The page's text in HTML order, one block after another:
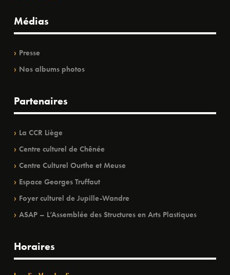
Médias
Presse
Nos albums photos
Partenaires
La CCR Liège
Centre culturel de Chênée
Centre Culturel Ourthe et Meuse
Espace Georges Truffaut
Foyer culturel de Jupille-Wandre
ASAP – L’Assemblée des Structures en Arts Plastiques
Horaires